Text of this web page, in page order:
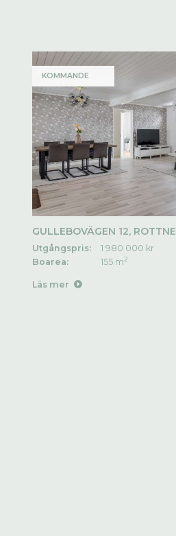
KOMMANDE
GULLEBOVÄGEN 12, ROTTNE
Utgångspris:
1 980 000 kr
Boarea:
155 m2
Läs mer